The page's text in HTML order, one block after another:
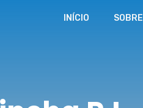
INÍCIO SOBRE